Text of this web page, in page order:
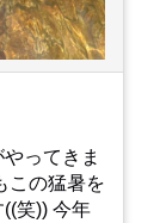
この猛暑を
今年